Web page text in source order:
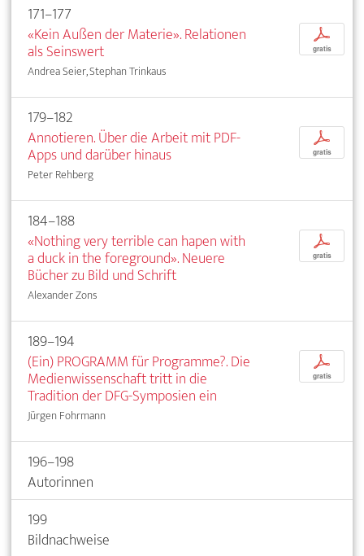
171–177
«Kein Außen der Materie». Relationen
als Seinswert
Andrea Seier, Stephan Trinkaus
p
gratis
179–182
Annotieren. Über die Arbeit mit PDF-
Apps und darüber hinaus
Peter Rehberg
p
gratis
184–188
«Nothing very terrible can hapen with
a duck in the foreground». Neuere
Bücher zu Bild und Schrift
Alexander Zons
p
gratis
189–194
(Ein) PROGRAMM für Programme?. Die
Medienwissenschaft tritt in die
Tradition der DFG-Symposien ein
Jürgen Fohrmann
p
gratis
196–198
Autorinnen
199
Bildnachweise